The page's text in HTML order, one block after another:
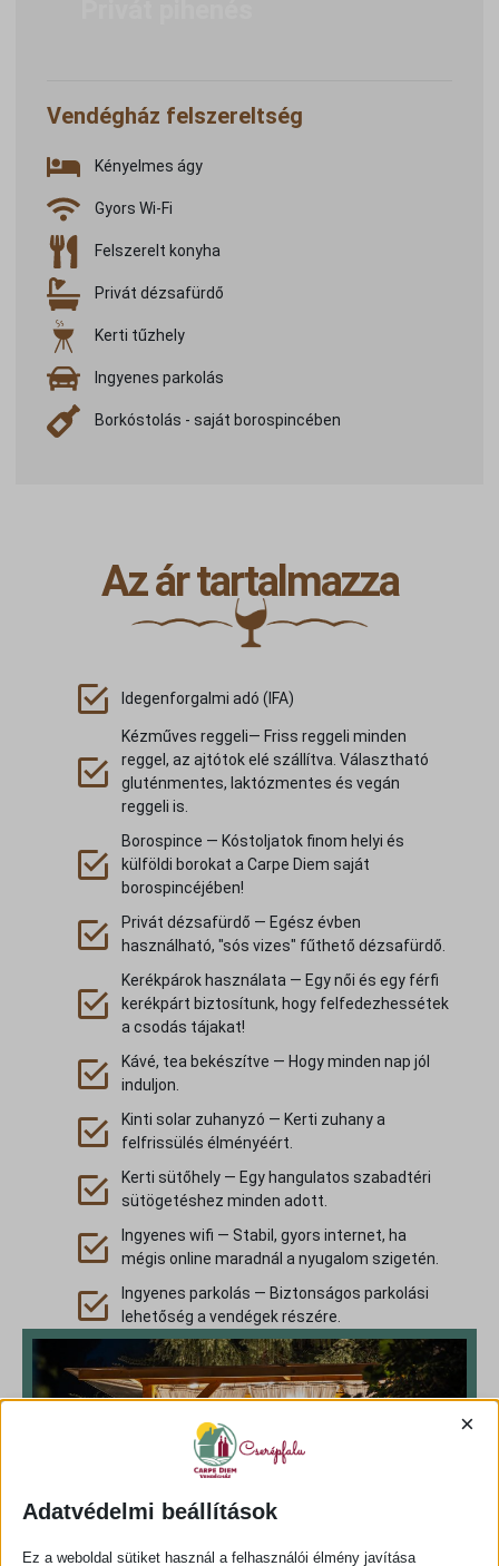
Vendégház felszereltség
Kényelmes ágy
Gyors Wi-Fi
Felszerelt konyha
Privát dézsafürdő
Kerti tűzhely
Ingyenes parkolás
Borkóstolás - saját borospincében
Az ár tartalmazza
Idegenforgalmi adó (IFA)
Kézműves reggeli— Friss reggeli minden
reggel, az ajtótok elé szállítva. Választható
gluténmentes, laktózmentes és vegán
reggeli is.
Borospince — Kóstoljatok finom helyi és
külföldi borokat a Carpe Diem saját
borospincéjében!
Privát dézsafürdő — Egész évben
használható, "sós vizes" fűthető dézsafürdő.
Kerékpárok használata — Egy női és egy férfi
kerékpárt biztosítunk, hogy felfedezhessétek
a csodás tájakat!
Kávé, tea bekészítve — Hogy minden nap jól
induljon.
Kinti solar zuhanyzó — Kerti zuhany a
felfrissülés élményéért.
Kerti sütőhely — Egy hangulatos szabadtéri
sütögetéshez minden adott.
Ingyenes wifi — Stabil, gyors internet, ha
mégis online maradnál a nyugalom szigetén.
Ingyenes parkolás — Biztonságos parkolási
lehetőség a vendégek részére.
Adatvédelmi beállítások
×
Ez a weboldal sütiket használ a felhasználói élmény javítása